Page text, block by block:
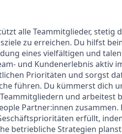
alle Teammitglieder, stetig
zu erreichen. Du hilfst
eines vielfältigen und
und Kundenerlebnis aktiv
Prioritäten und sorgst
führen. Du kümmerst dich
und arbeitest
Partner:innen
erfüllt,
betriebliche Strategien